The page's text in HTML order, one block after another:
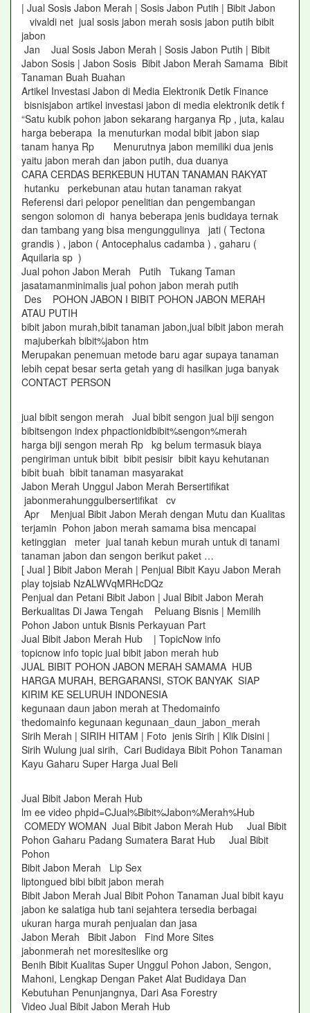
| Jual Sosis Jabon Merah | Sosis Jabon Putih | Bibit Jabon
vivaldi net jual sosis jabon merah sosis jabon putih bibit
jabon
Jan Jual Sosis Jabon Merah | Sosis Jabon Putih | Bibit
Jabon Sosis | Jabon Sosis Bibit Jabon Merah Samama Bibit
Tanaman Buah Buahan
Artikel Investasi Jabon di Media Elektronik Detik Finance
bisnisjabon artikel investasi jabon di media elektronik detik f
“Satu kubik pohon jabon sekarang harganya Rp , juta, kalau
harga beberapa Ia menuturkan modal bibit jabon siap
tanam hanya Rp Menurutnya jabon memiliki dua jenis
yaitu jabon merah dan jabon putih, dua duanya
CARA CERDAS BERKEBUN HUTAN TANAMAN RAKYAT
hutanku perkebunan atau hutan tanaman rakyat
Referensi dari pelopor penelitian dan pengembangan
sengon solomon di hanya beberapa jenis budidaya ternak
dan tambang yang bisa mengunggulinya jati ( Tectona
grandis ) , jabon ( Antocephalus cadamba ) , gaharu (
Aquilaria sp )
Jual pohon Jabon Merah Putih Tukang Taman
jasatamanminimalis jual pohon jabon merah putih
Des POHON JABON I BIBIT POHON JABON MERAH
ATAU PUTIH
bibit jabon murah,bibit tanaman jabon,jual bibit jabon merah
majuberkah bibit%jabon htm
Merupakan penemuan metode baru agar supaya tanaman
lebih cepat besar serta getah yang di hasilkan juga banyak
CONTACT PERSON
jual bibit sengon merah Jual bibit sengon jual biji sengon
bibitsengon index phpactionidbibit%sengon%merah
harga biji sengon merah Rp kg belum termasuk biaya
pengiriman untuk bibit bibit pesisir bibit kayu kehutanan
bibit buah bibit tanaman masyarakat
Jabon Merah Unggul Jabon Merah Bersertifikat
jabonmerahunggulbersertifikat cv
Apr Menjual Bibit Jabon Merah dengan Mutu dan Kualitas
terjamin Pohon jabon merah samama bisa mencapai
ketinggian meter jual tanah kebun murah untuk di tanami
tanaman jabon dan sengon berikut paket …
[ Jual ] Bibit Jabon Merah | Penjual Bibit Kayu Jabon Merah
play tojsiab NzALWVqMRHcDQz
Penjual dan Petani Bibit Jabon | Jual Bibit Jabon Merah
Berkualitas Di Jawa Tengah Peluang Bisnis | Memilih
Pohon Jabon untuk Bisnis Perkayuan Part
Jual Bibit Jabon Merah Hub | TopicNow info
topicnow info topic jual bibit jabon merah hub
JUAL BIBIT POHON JABON MERAH SAMAMA HUB
HARGA MURAH, BERGARANSI, STOK BANYAK SIAP
KIRIM KE SELURUH INDONESIA
kegunaan daun jabon merah at Thedomainfo
thedomainfo kegunaan kegunaan_daun_jabon_merah
Sirih Merah | SIRIH HITAM | Foto jenis Sirih | Klik Disini |
Sirih Wulung jual sirih, Cari Budidaya Bibit Pohon Tanaman
Kayu Gaharu Super Harga Jual Beli
Jual Bibit Jabon Merah Hub
lm ee video phpid=CJual%Bibit%Jabon%Merah%Hub
COMEDY WOMAN Jual Bibit Jabon Merah Hub Jual Bibit
Pohon Gaharu Padang Sumatera Barat Hub Jual Bibit
Pohon
Bibit Jabon Merah Lip Sex
liptongued bibi bibit jabon merah
Bibit Jabon Merah Jual Bibit Pohon Tanaman Jual bibit kayu
jabon ke salatiga hub tani sejahtera tersedia berbagai
ukuran harga murah penjualan dan jasa
Jabon Merah Bibit Jabon Find More Sites
jabonmerah net moresiteslike org
Benih Bibit Kualitas Super Unggul Pohon Jabon, Sengon,
Mahoni, Lengkap Dengan Paket Alat Budidaya Dan
Kebutuhan Penunjangnya, Dari Asa Forestry
Video Jual Bibit Jabon Merah Hub